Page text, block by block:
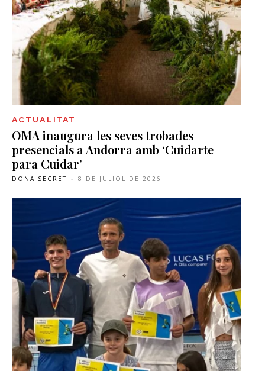
ACTUALITAT
OMA inaugura les seves trobades
presencials a Andorra amb ‘Cuidarte
para Cuidar’
DONA SECRET - 8 DE JULIOL DE 2026